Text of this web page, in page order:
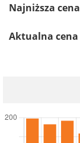
Najniższa cena
Aktualna cena